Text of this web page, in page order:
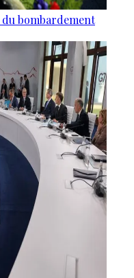
du bombardement